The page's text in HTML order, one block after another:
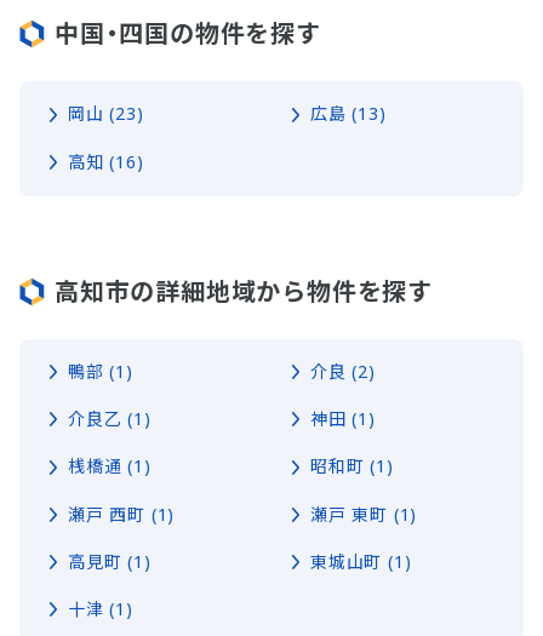
中国・四国の物件を探す
岡山 (23) 広島 (13)
高知 (16)
高知市の詳細地域から物件を探す
鴨部 (1) 介良 (2)
介良乙 (1) 神田 (1)
桟橋通 (1) 昭和町 (1)
瀬戸 西町 (1) 瀬戸 東町 (1)
高見町 (1) 東城山町 (1)
十津 (1)